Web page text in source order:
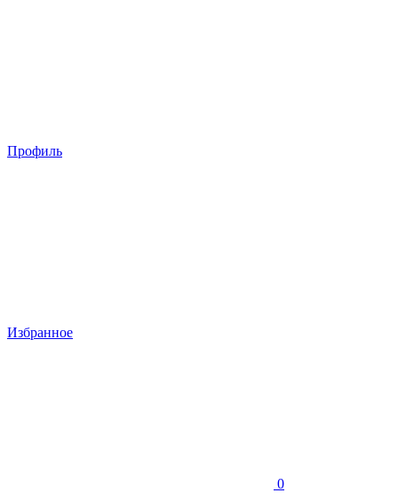
Профиль
Избранное
0